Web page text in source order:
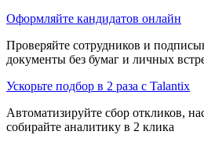
Оформляйте кандидатов онлайн
Проверяйте сотрудников и
документы без бумаг и личных
Ускорьте подбор в 2 раза с Talantix
Автоматизируйте сбор откликов,
собирайте аналитику в 2 клика